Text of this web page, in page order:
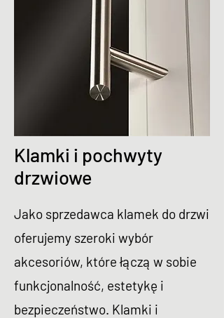
Klamki i pochwyty
drzwiowe
Jako sprzedawca klamek do drzwi
oferujemy szeroki wybór
akcesoriów, które łączą w sobie
funkcjonalność, estetykę i
bezpieczeństwo. Klamki i